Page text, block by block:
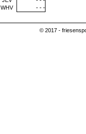
WHV - - -
© 2017 -